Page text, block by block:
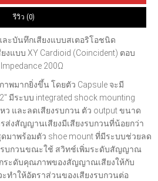
รีวิว (0)
ะบันทึกเสียงแบบสเตอริโอชนิด
งแบบ XY Cardioid (Coincident) ตอบ
200Ω
พมากยิ่งขึ้น โดยตัว Capsule จะมี
มีระบบ integrated shock mounting
ว และลดเสียงรบกวน ตัว output ขนาด
รส่งสัญญานเสียงมีเสียงรบกวนที่น้อยกว่า
ดมาพร้อมตัว shoe mount ที่มีระบบช่วยลด
งรบกวนขณะใช้ สวิทช์เพิ่มระดับสัญญาณ
กระดับคุณภาพของสัญญาณเสียงให้กับ
ะทำให้อัตราส่วนของเสียงรบกวนต่อ